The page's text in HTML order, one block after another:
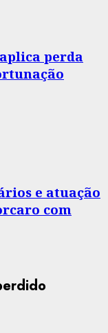
perda
e atuação
com